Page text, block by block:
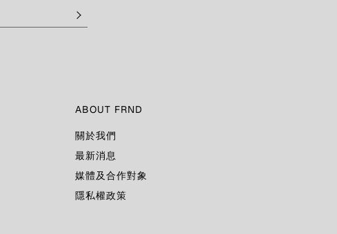
ABOUT FRND
關於我們
最新消息
媒體及合作對象
隱私權政策